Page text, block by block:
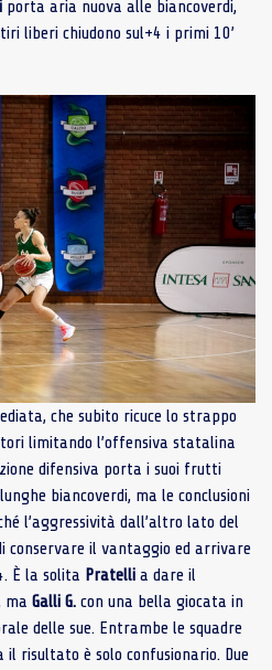
porta aria nuova alle biancoverdi,
liberi chiudono sul+4 i primi 10’
che subito ricuce lo strappo
limitando l’offensiva statalina
difensiva porta i suoi frutti
biancoverdi, ma le conclusioni
l’aggressività dall’altro lato del
conservare il vantaggio ed arrivare
È la solita Pratelli a dare il
ma Galli G. con una bella giocata in
delle sue. Entrambe le squadre
risultato è solo confusionario. Due